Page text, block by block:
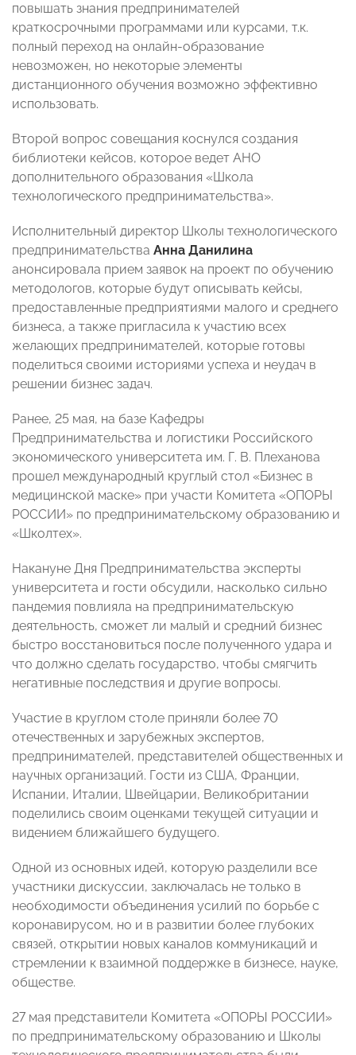
повышать знания предпринимателей
краткосрочными программами или курсами, т.к.
полный переход на онлайн-образование
невозможен, но некоторые элементы
дистанционного обучения возможно эффективно
использовать.
Второй вопрос совещания коснулся создания
библиотеки кейсов, которое ведет АНО
дополнительного образования «Школа
технологического предпринимательства».
Исполнительный директор Школы технологического
предпринимательства Анна Данилина
анонсировала прием заявок на проект по обучению
методологов, которые будут описывать кейсы,
предоставленные предприятиями малого и среднего
бизнеса, а также пригласила к участию всех
желающих предпринимателей, которые готовы
поделиться своими историями успеха и неудач в
решении бизнес задач.
Ранее, 25 мая, на базе Кафедры
Предпринимательства и логистики Российского
экономического университета им. Г. В. Плеханова
прошел международный круглый стол «Бизнес в
медицинской маске» при участи Комитета «ОПОРЫ
РОССИИ» по предпринимательскому образованию и
«Школтех».
Накануне Дня Предпринимательства эксперты
университета и гости обсудили, насколько сильно
пандемия повлияла на предпринимательскую
деятельность, сможет ли малый и средний бизнес
быстро восстановиться после полученного удара и
что должно сделать государство, чтобы смягчить
негативные последствия и другие вопросы.
Участие в круглом столе приняли более 70
отечественных и зарубежных экспертов,
предпринимателей, представителей общественных и
научных организаций. Гости из США, Франции,
Испании, Италии, Швейцарии, Великобритании
поделились своим оценками текущей ситуации и
видением ближайшего будущего.
Одной из основных идей, которую разделили все
участники дискуссии, заключалась не только в
необходимости объединения усилий по борьбе с
коронавирусом, но и в развитии более глубоких
связей, открытии новых каналов коммуникаций и
стремлении к взаимной поддержке в бизнесе, науке,
обществе.
27 мая представители Комитета «ОПОРЫ РОССИИ»
по предпринимательскому образованию и Школы